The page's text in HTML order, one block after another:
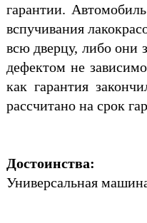
гарантии.
вспучивания
всю дверцу, либо они
дефектом не
как гарантия
рассчитано на срок
Достоинства:
Универсальная